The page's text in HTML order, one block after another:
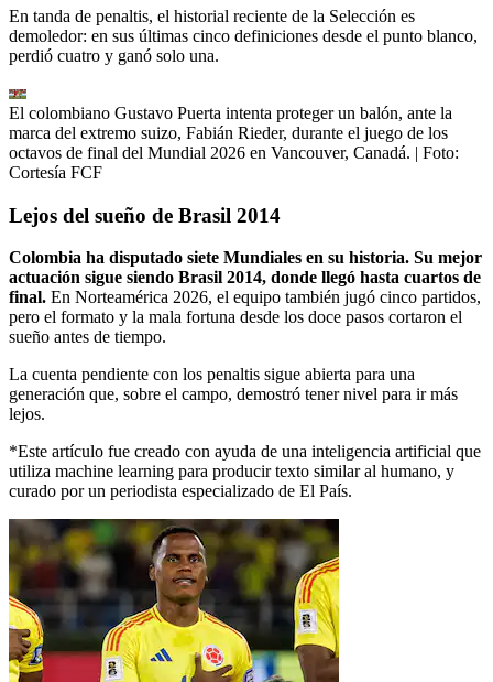
En tanda de penaltis, el historial reciente de la Selección es
demoledor: en sus últimas cinco definiciones desde el punto blanco,
perdió cuatro y ganó solo una.
El colombiano Gustavo Puerta intenta proteger un balón, ante la
marca del extremo suizo, Fabián Rieder, durante el juego de los
octavos de final del Mundial 2026 en Vancouver, Canadá. | Foto:
Cortesía FCF
Lejos del sueño de Brasil 2014
Colombia ha disputado siete Mundiales en su historia. Su mejor
actuación sigue siendo Brasil 2014, donde llegó hasta cuartos de
final. En Norteamérica 2026, el equipo también jugó cinco partidos,
pero el formato y la mala fortuna desde los doce pasos cortaron el
sueño antes de tiempo.
La cuenta pendiente con los penaltis sigue abierta para una
generación que, sobre el campo, demostró tener nivel para ir más
lejos.
*Este artículo fue creado con ayuda de una inteligencia artificial que
utiliza machine learning para producir texto similar al humano, y
curado por un periodista especializado de El País.